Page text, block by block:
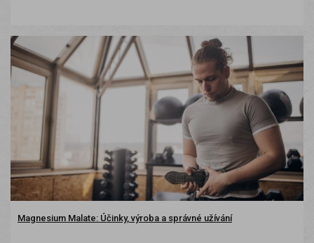
Magnesium Malate: Účinky, výroba a správné užívání